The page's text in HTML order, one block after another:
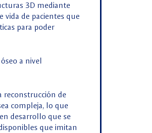
3D mediante
vida de pacientes que
para poder
a nivel
reconstrucción de
compleja, lo que
desarrollo que se
que imitan